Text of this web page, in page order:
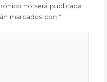
no será publicada.
marcados con *